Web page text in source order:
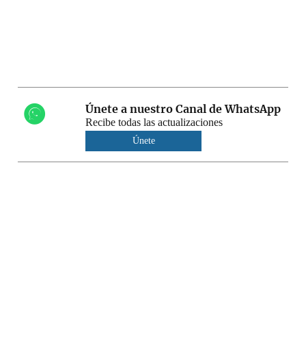
Únete a nuestro Canal de WhatsApp
Recibe todas las actualizaciones
Únete